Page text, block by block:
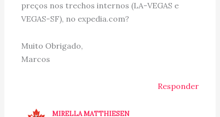
preços nos trechos internos (LA-VEGAS e
VEGAS-SF), no expedia.com?
Muito Obrigado,
Marcos
Responder
MIRELLA MATTHIESEN